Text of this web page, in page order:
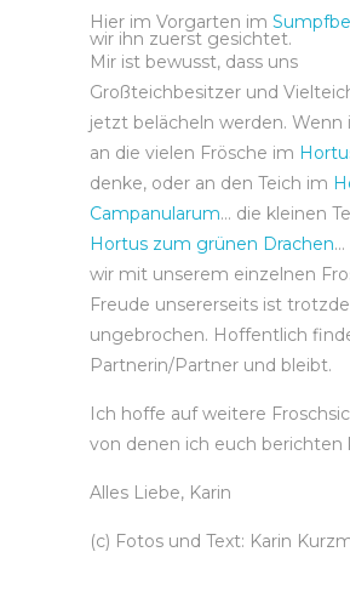
Hier im Vorgarten im
wir ihn zuerst gesichtet.
Mir ist bewusst, dass uns
Großteichbesitzer und
jetzt belächeln werden. Wenn
an die vielen Frösche im
denke, oder an den Teich im
Campanularum… die kleinen
Hortus zum grünen Drachen…
wir mit unserem einzelnen
Freude unsererseits ist
ungebrochen. Hoffentlich
Partnerin/Partner und bleibt.
Ich hoffe auf weitere
von denen ich euch berichten
Alles Liebe, Karin
(c) Fotos und Text: Karin